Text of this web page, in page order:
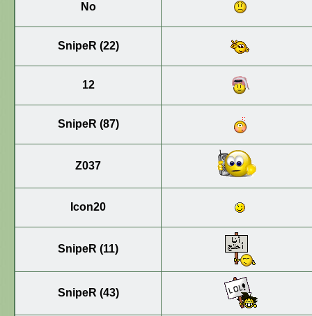
No
SnipeR (22)
12
SnipeR (87)
Z037
Icon20
SnipeR (11)
SnipeR (43)